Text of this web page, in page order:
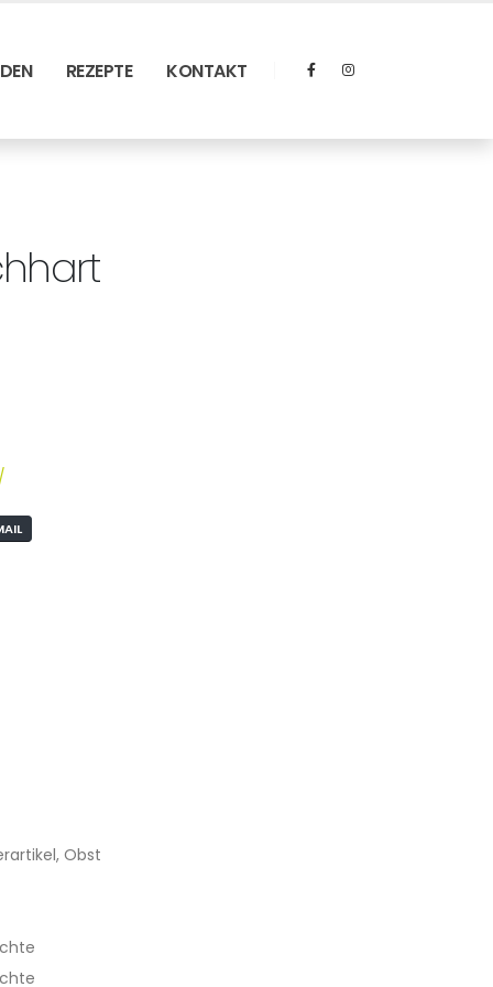
REZEPTE KONTAKT
Obst